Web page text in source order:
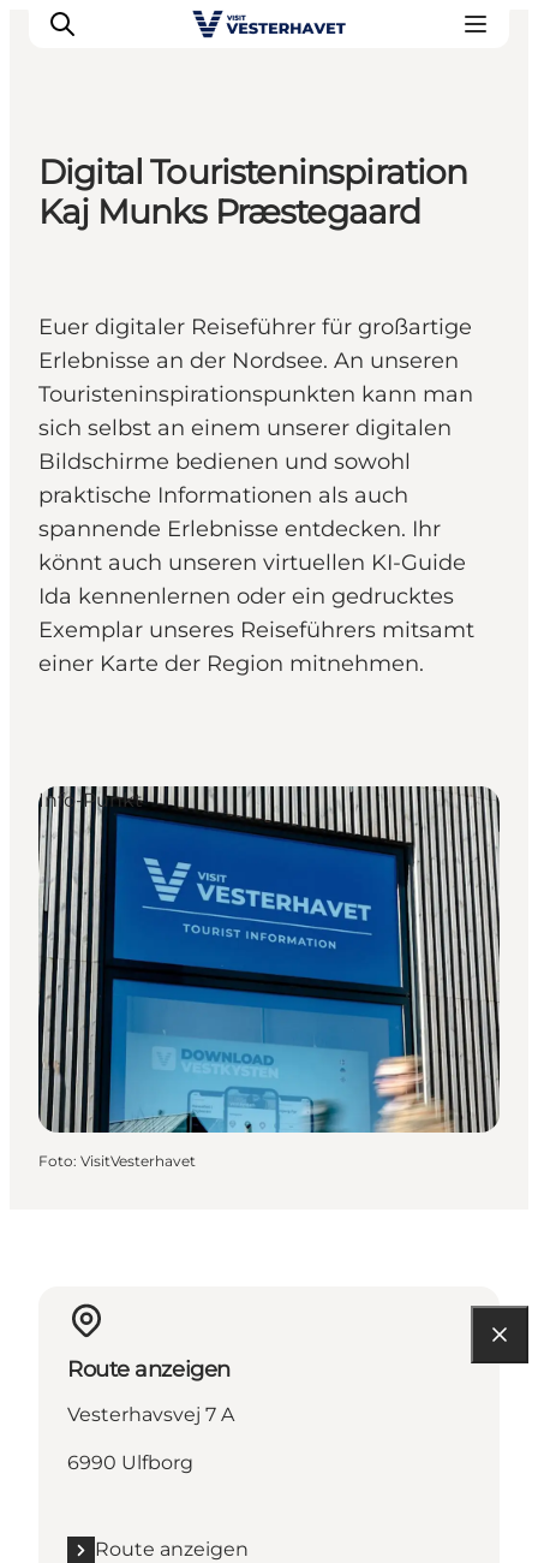
Events
Erlebnisse
Tickets kaufen
Plane deine Reise
Digital Touristeninspiration
Kaj Munks Præstegaard
Euer digitaler Reiseführer für großartige
Erlebnisse an der Nordsee. An unseren
Touristeninspirationspunkten kann man
sich selbst an einem unserer digitalen
Bildschirme bedienen und sowohl
praktische Informationen als auch
spannende Erlebnisse entdecken. Ihr
könnt auch unseren virtuellen KI-Guide
Ida kennenlernen oder ein gedrucktes
Exemplar unseres Reiseführers mitsamt
einer Karte der Region mitnehmen.
Info-Punkt
Foto: VisitVesterhavet
Route anzeigen
Vesterhavsvej 7 A
6990 Ulfborg
Route anzeigen